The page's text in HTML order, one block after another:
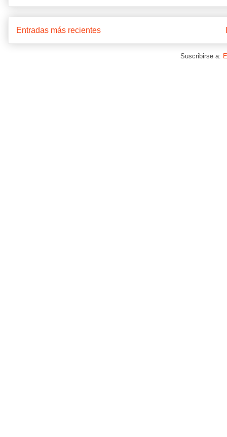
Entradas más recientes
Suscribirse a: